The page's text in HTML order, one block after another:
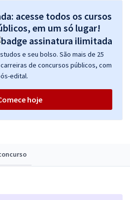
acesse todos os cursos
em um só lugar!
e seu bolso. São mais de 25
de concursos públicos, com
edital.
hoje